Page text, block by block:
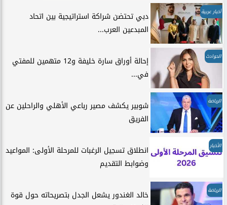
أخبار عربية
دبي تحتضن شراكة استراتيجية بين اتحاد
المبدعين العرب...
الحوادث
إحالة أوراق سارة خليفة و12 متهمين للمفتي
في...
الرياضة
شوبير يكشف مصير رباعي الأهلي والراحلين عن
الفريق
الأخبار
انطلاق تسجيل الرغبات للمرحلة الأولى: المواعيد
وضوابط التقديم
الرياضة
خالد الغندور يشعل الجدل بتصريحاته حول قوة